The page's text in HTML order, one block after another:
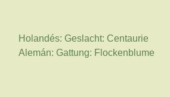
Holandés: Geslacht: Centaurie
Alemán: Gattung: Flockenblume